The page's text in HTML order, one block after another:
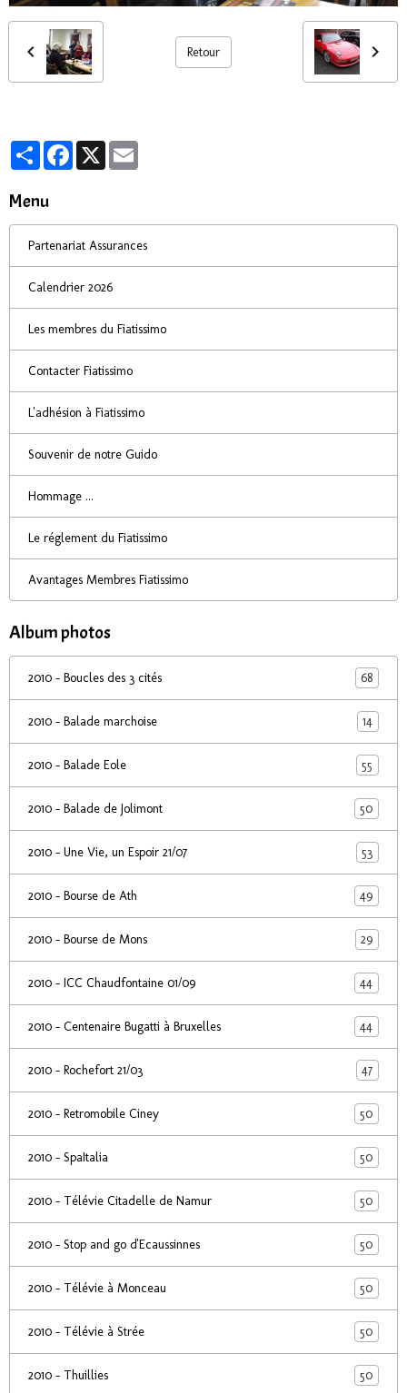
Retour
PartagerFacebook
X
Menu
Partenariat Assurances
Calendrier 2026
Les membres du Fiatissimo
Contacter Fiatissimo
L'adhésion à Fiatissimo
Souvenir de notre Guido
Hommage ...
Le réglement du Fiatissimo
Avantages Membres Fiatissimo
Album photos
2010 - Boucles des 3 cités 68
2010 - Balade marchoise 14
2010 - Balade Eole 55
2010 - Balade de Jolimont 50
2010 - Une Vie, un Espoir 21/07 53
2010 - Bourse de Ath 49
2010 - Bourse de Mons 29
2010 - ICC Chaudfontaine 01/09 44
2010 - Centenaire Bugatti à Bruxelles 44
2010 - Rochefort 21/03 47
2010 - Retromobile Ciney 50
2010 - SpaItalia 50
2010 - Télévie Citadelle de Namur 50
2010 - Stop and go d'Ecaussinnes 50
2010 - Télévie à Monceau 50
2010 - Télévie à Strée 50
2010 - Thuillies 50